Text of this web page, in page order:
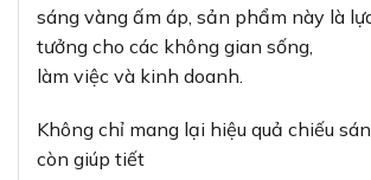
sáng vàng ấm áp, sản phẩm này là
tưởng cho các không gian sống,
làm việc và kinh doanh.
Không chỉ mang lại hiệu quả chiếu
còn giúp tiết